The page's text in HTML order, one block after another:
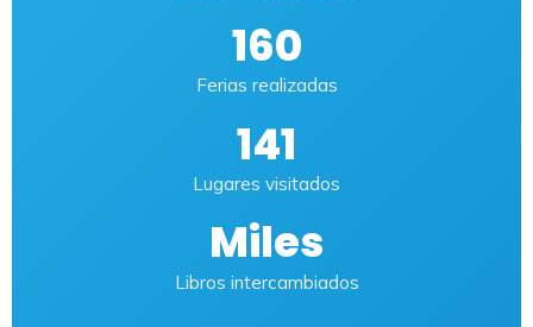
160
Ferias realizadas
141
Lugares visitados
Miles
Libros intercambiados